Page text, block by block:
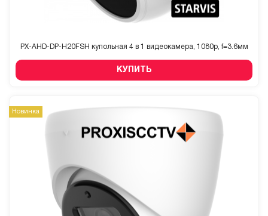
PX-AHD-DP-H20FSH купольная 4 в 1 видеокамера, 1080p, f=3.6мм
КУПИТЬ
Новинка